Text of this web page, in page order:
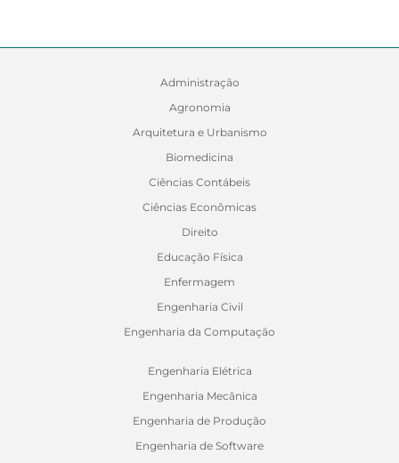
Administração
Agronomia
Arquitetura e Urbanismo
Biomedicina
Ciências Contábeis
Ciências Econômicas
Direito
Educação Física
Enfermagem
Engenharia Civil
Engenharia da Computação
Engenharia Elétrica
Engenharia Mecânica
Engenharia de Produção
Engenharia de Software